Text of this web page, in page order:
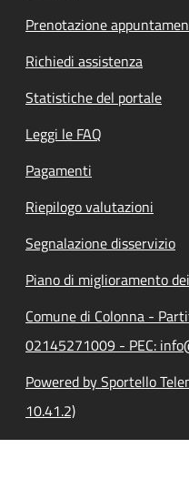
Prenotazione
Richiedi assistenza
Statistiche del portale
Leggi le FAQ
Pagamenti
Riepilogo valutazioni
Segnalazione disservizio
Piano di miglioramento
Comune di Colonna -
02145271009 - PEC:
Powered by Sportello
10.41.2)